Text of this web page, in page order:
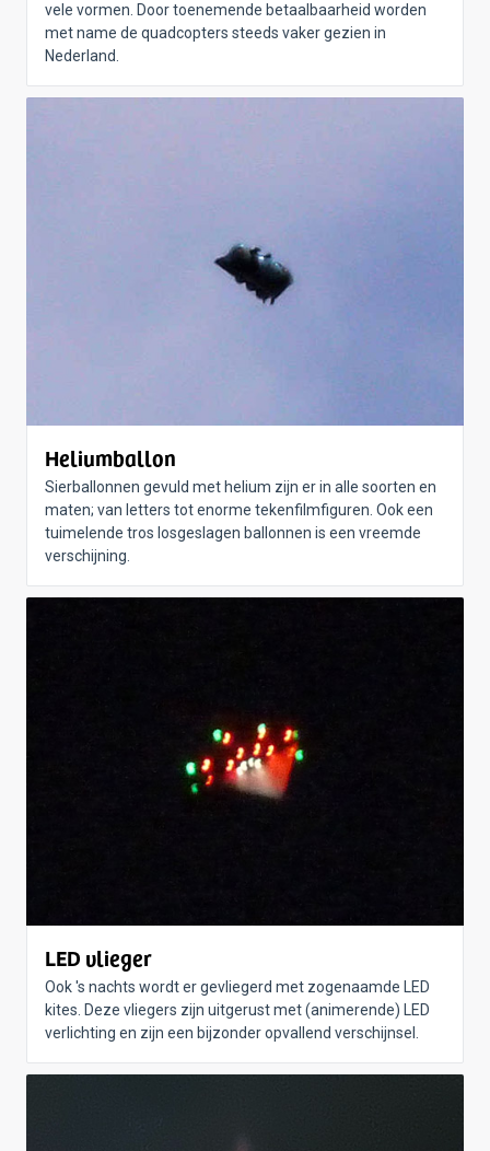
vele vormen. Door toenemende betaalbaarheid worden
met name de quadcopters steeds vaker gezien in
Nederland.
Heliumballon
Sierballonnen gevuld met helium zijn er in alle soorten en
maten; van letters tot enorme tekenfilmfiguren. Ook een
tuimelende tros losgeslagen ballonnen is een vreemde
verschijning.
LED vlieger
Ook 's nachts wordt er gevliegerd met zogenaamde LED
kites. Deze vliegers zijn uitgerust met (animerende) LED
verlichting en zijn een bijzonder opvallend verschijnsel.